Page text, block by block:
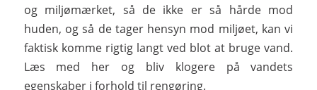
og miljømærket, så de ikke er så hårde mod
huden, og så de tager hensyn mod miljøet, kan vi
faktisk komme rigtig langt ved blot at bruge vand.
Læs med her og bliv klogere på vandets
egenskaber i forhold til rengøring.